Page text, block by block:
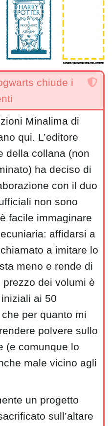
chiude i
Minalima di
qui. L’editore
della collana (non
ha deciso di
con il duo
non sono
facile immaginare
affidarsi a
a imitare lo
meno e rende di
dei volumi è
ai 50
per quanto mi
polvere sullo
(e comunque lo
male vicino agli
un progetto
sull’altare